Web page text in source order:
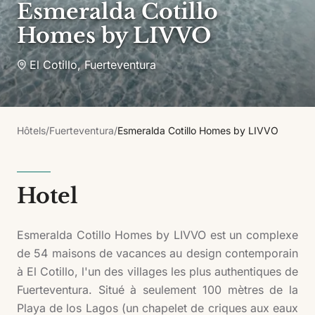
Esmeralda Cotillo
Homes by LIVVO
El Cotillo,Fuerteventura
Hôtels/Fuerteventura/Esmeralda Cotillo Homes by LIVVO
Hotel
Esmeralda Cotillo Homes by LIVVO est un complexe
de 54 maisons de vacances au design contemporain
à El Cotillo, l'un des villages les plus authentiques de
Fuerteventura. Situé à seulement 100 mètres de la
Playa de los Lagos (un chapelet de criques aux eaux